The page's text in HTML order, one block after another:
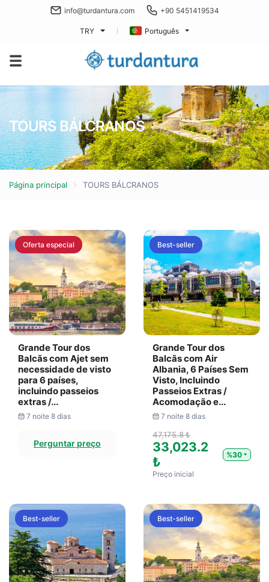
info@turdantura.com +90 5451419534
TRY Português
TOURS BÁLCRANOS
Página principal TOURS BÁLCRANOS
Oferta especial
Grande Tour dos
Balcãs com Ajet sem
necessidade de visto
para 6 países,
incluindo passeios
extras /...
7 noite 8 dias
Perguntar preço
Best-seller
Grande Tour dos
Balcãs com Air
Albania, 6 Países Sem
Visto, Incluindo
Passeios Extras /
Acomodação e...
7 noite 8 dias
47,175.8 ₺
33,023.2
₺
%30
Preço inicial
Best-seller Best-seller